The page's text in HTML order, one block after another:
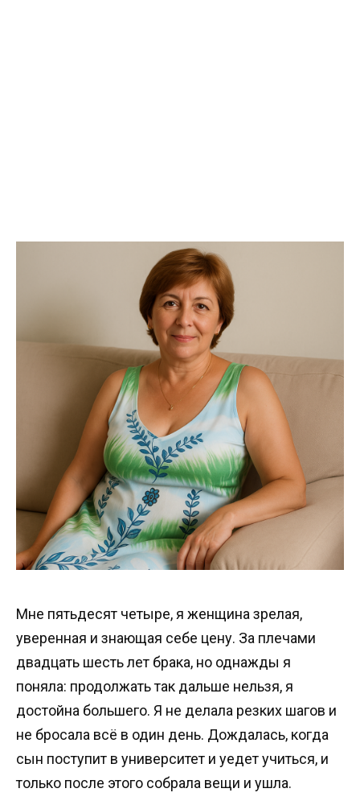
Мне пятьдесят четыре, я женщина зрелая,
уверенная и знающая себе цену. За плечами
двадцать шесть лет брака, но однажды я
поняла: продолжать так дальше нельзя, я
достойна большего. Я не делала резких шагов и
не бросала всё в один день. Дождалась, когда
сын поступит в университет и уедет учиться, и
только после этого собрала вещи и ушла.